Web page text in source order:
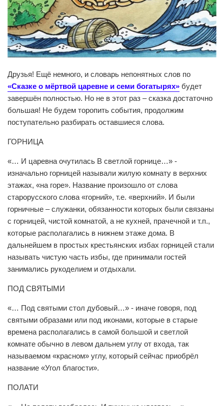
Друзья! Ещё немного, и словарь непонятных слов по
«Сказке о мёртвой царевне и семи богатырях» будет
завершён полностью. Но не в этот раз – сказка достаточно
большая! Не будем торопить события, продолжим
поступательно разбирать оставшиеся слова.
ГОРНИЦА
«… И царевна очутилась В светлой горнице…» -
изначально горницей называли жилую комнату в верхних
этажах, «на горе». Название произошло от слова
старорусского слова «горний», т.е. «верхний». И были
горничные – служанки, обязанности которых были связаны
с горницей, чистой комнатой, а не кухней, прачечной и т.п.,
которые располагались в нижнем этаже дома. В
дальнейшем в простых крестьянских избах горницей стали
называть чистую часть избы, где принимали гостей
занимались рукоделием и отдыхали.
ПОД СВЯТЫМИ
«… Под святыми стол дубовый…» - иначе говоря, под
святыми образами или под иконами, которые в старые
времена располагались в самой большой и светлой
комнате обычно в левом дальнем углу от входа, так
называемом «красном» углу, который сейчас приобрёл
название «Угол благости».
ПОЛАТИ